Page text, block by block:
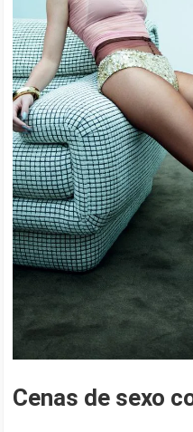
Cenas de sexo